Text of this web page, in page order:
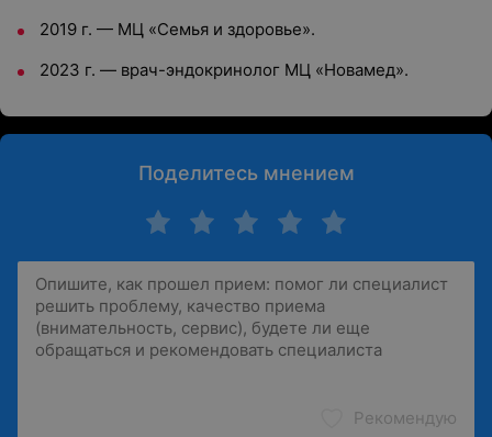
2019 г. — МЦ «Семья и здоровье».
2023 г. — врач-эндокринолог МЦ «Новамед».
Поделитесь мнением
Рекомендую